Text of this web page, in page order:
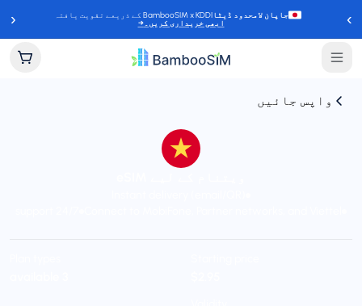
‹ جاپان لامحدود ڈیٹاBambooSIM x KDDI کے ذریعے تقویت یافتہ
ابھی خریداری کریں۔→ ›
واپس جائیں